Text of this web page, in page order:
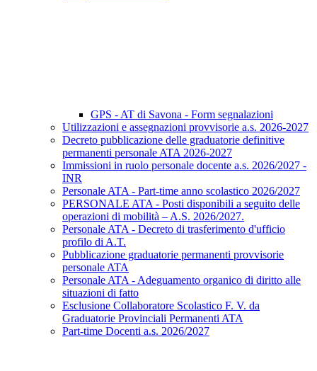
GPS - AT di Savona - Form segnalazioni
Utilizzazioni e assegnazioni provvisorie a.s. 2026-2027
Decreto pubblicazione delle graduatorie definitive
permanenti personale ATA 2026-2027
Immissioni in ruolo personale docente a.s. 2026/2027 -
INR
Personale ATA - Part-time anno scolastico 2026/2027
PERSONALE ATA - Posti disponibili a seguito delle
operazioni di mobilità – A.S. 2026/2027.
Personale ATA - Decreto di trasferimento d'ufficio
profilo di A.T.
Pubblicazione graduatorie permanenti provvisorie
personale ATA
Personale ATA - Adeguamento organico di diritto alle
situazioni di fatto
Esclusione Collaboratore Scolastico F. V. da
Graduatorie Provinciali Permanenti ATA
Part-time Docenti a.s. 2026/2027